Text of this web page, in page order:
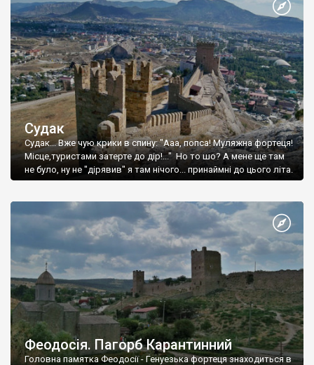
Судак
Судак... Вже чую крики в спину: "Ааа, попса! Муляжна фортеця!
Місце,туристами затерте до дір!..." Но то шо? А мене ще там
не було, ну не "дірявив" я там нічого... принаймні до цього літа.
Феодосія. Пагорб Карантинний
Головна памятка Феодосії - Генуезька фортеця знаходиться в